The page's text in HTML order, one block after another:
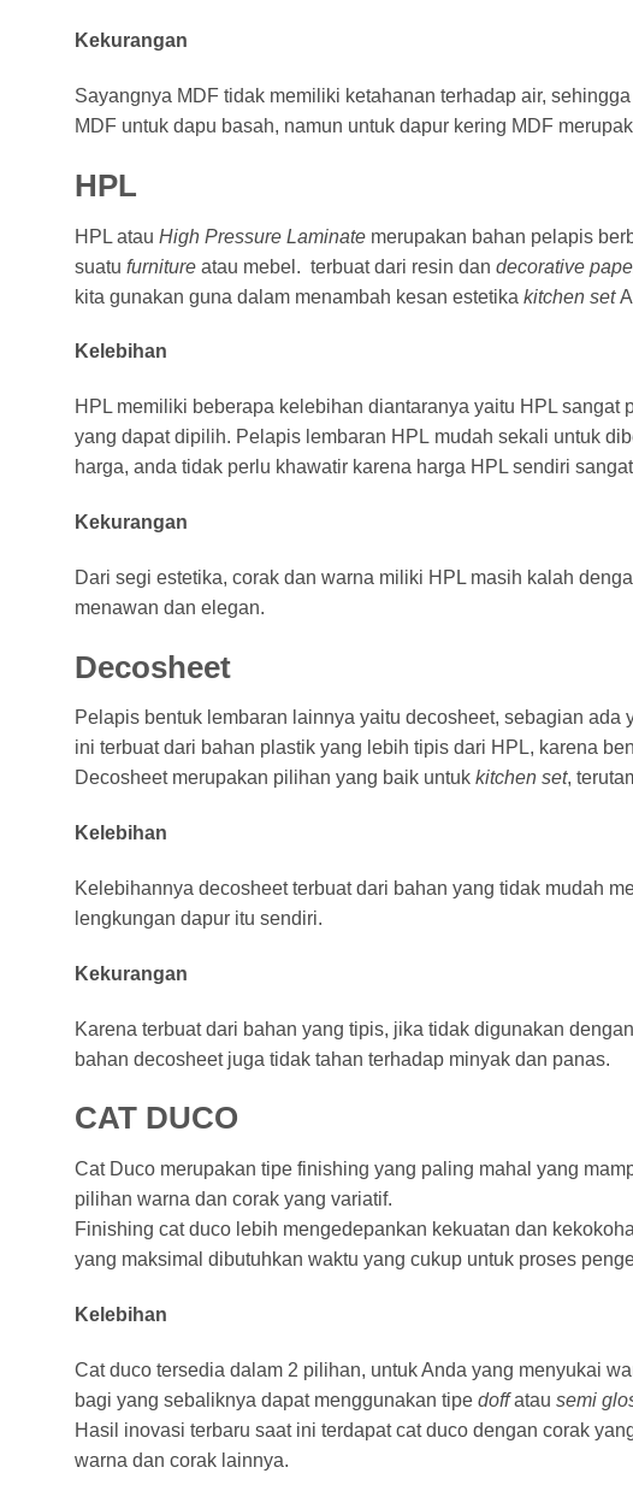
Kekurangan
Sayangnya MDF tidak memiliki ketahanan terhadap air,
MDF untuk dapu basah, namun untuk dapur kering MDF
HPL
HPL atau High Pressure Laminate merupakan bahan pelapis
suatu furniture atau mebel. terbuat dari resin dan decorative
kita gunakan guna dalam menambah kesan estetika kitchen set
Kelebihan
HPL memiliki beberapa kelebihan diantaranya yaitu HPL
yang dapat dipilih. Pelapis lembaran HPL mudah sekali untuk
harga, anda tidak perlu khawatir karena harga HPL sendiri
Kekurangan
Dari segi estetika, corak dan warna miliki HPL masih kalah
menawan dan elegan.
Decosheet
Pelapis bentuk lembaran lainnya yaitu decosheet, sebagian
ini terbuat dari bahan plastik yang lebih tipis dari HPL, karena
Decosheet merupakan pilihan yang baik untuk kitchen set,
Kelebihan
Kelebihannya decosheet terbuat dari bahan yang tidak mudah
lengkungan dapur itu sendiri.
Kekurangan
Karena terbuat dari bahan yang tipis, jika tidak digunakan
bahan decosheet juga tidak tahan terhadap minyak dan panas.
CAT DUCO
Cat Duco merupakan tipe finishing yang paling mahal yang
pilihan warna dan corak yang variatif.
Finishing cat duco lebih mengedepankan kekuatan dan
yang maksimal dibutuhkan waktu yang cukup untuk proses
Kelebihan
Cat duco tersedia dalam 2 pilihan, untuk Anda yang menyukai
bagi yang sebaliknya dapat menggunakan tipe doffatau semi
Hasil inovasi terbaru saat ini terdapat cat duco dengan corak
warna dan corak lainnya.